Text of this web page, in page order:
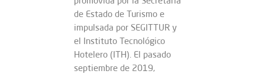
de Estado de Turismo e
impulsada por SEGITTUR y
el Instituto Tecnológico
Hotelero (ITH). El pasado
septiembre de 2019,